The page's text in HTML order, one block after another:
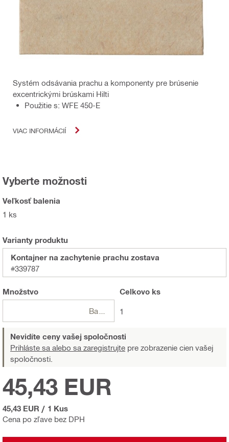
Systém odsávania prachu a komponenty pre brúsenie
excentrickými brúskami Hilti
Použitie s: WFE 450-E
VIAC INFORMÁCIÍ
Vyberte možnosti
Veľkosť balenia
1 ks
Varianty produktu
Kontajner na zachytenie prachu zostava
#339787
Množstvo Celkovo ks
1
Nevidíte ceny vašej spoločnosti
Prihláste sa alebo sa zaregistrujte pre zobrazenie cien vašej
spoločnosti.
Cena po zľave bez DPH
45,43 EUR
45,43 EUR / 1 Kus